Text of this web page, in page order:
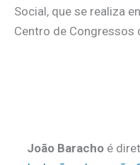
Social, que se realiza
Centro de Congressos
João Baracho é